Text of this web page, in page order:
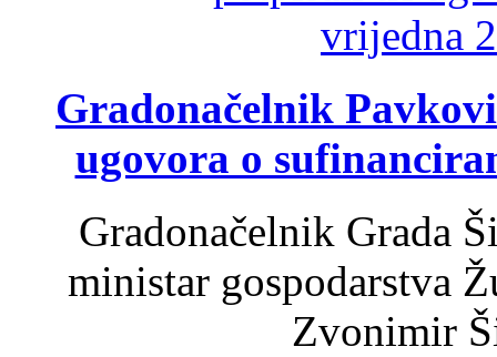
Gradonačelnik
ugovora o
Gradonačelnik Grada
ministar gospodarstva
Zvonimir